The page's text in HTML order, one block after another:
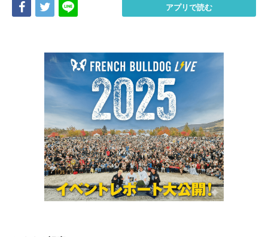
Share Tweet アプリで読む